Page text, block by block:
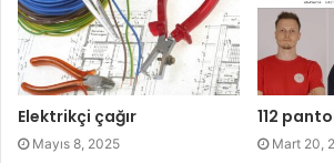
Elektrikçi çağır
Mayıs 8, 2025
112
Mart 20,